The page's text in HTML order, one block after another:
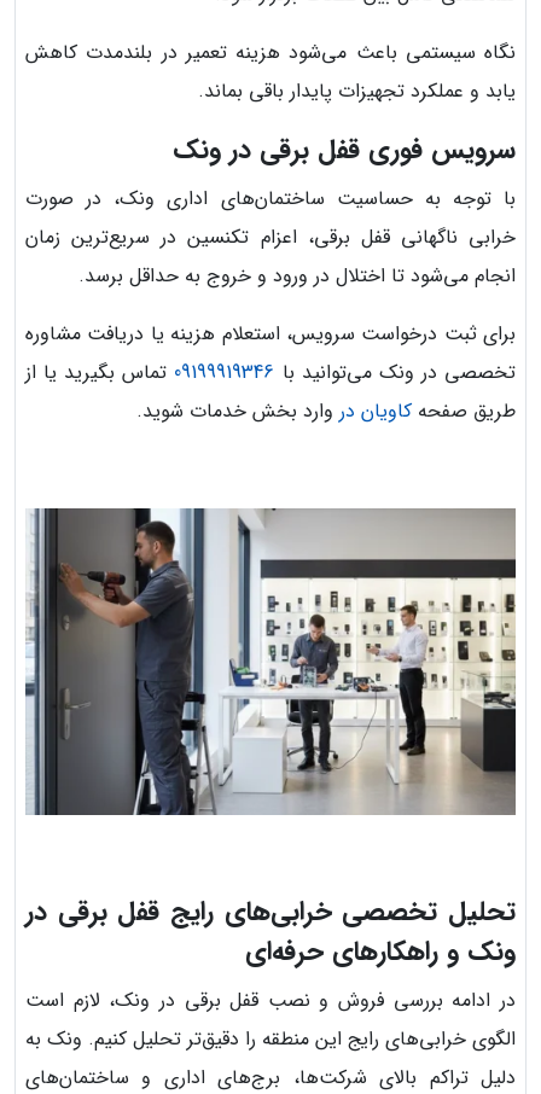
نگاه سیستمی باعث می‌شود هزینه تعمیر در بلندمدت کاهش
یابد و عملکرد تجهیزات پایدار باقی بماند.
سرویس فوری قفل برقی در ونک
با توجه به حساسیت ساختمان‌های اداری ونک، در صورت
خرابی ناگهانی قفل برقی، اعزام تکنسین در سریع‌ترین زمان
انجام می‌شود تا اختلال در ورود و خروج به حداقل برسد.
برای ثبت درخواست سرویس، استعلام هزینه یا دریافت مشاوره
تخصصی در ونک می‌توانید با 09199919346 تماس بگیرید یا از
طریق صفحه کاویان در وارد بخش خدمات شوید.
تحلیل تخصصی خرابی‌های رایج قفل برقی در
ونک و راهکارهای حرفه‌ای
در ادامه بررسی فروش و نصب قفل برقی در ونک، لازم است
الگوی خرابی‌های رایج این منطقه را دقیق‌تر تحلیل کنیم. ونک به
دلیل تراکم بالای شرکت‌ها، برج‌های اداری و ساختمان‌های